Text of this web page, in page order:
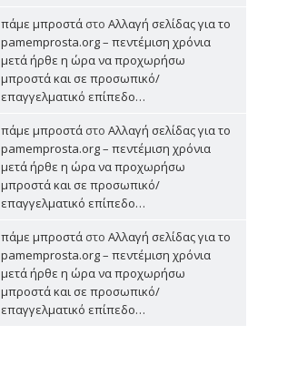
πάμε μπροστά στο Αλλαγή σελίδας για το
pamemprosta.org – πεντέμιση χρόνια
μετά ήρθε η ώρα να προχωρήσω
μπροστά και σε προσωπικό/
επαγγελματικό επίπεδο…
πάμε μπροστά στο Αλλαγή σελίδας για το
pamemprosta.org – πεντέμιση χρόνια
μετά ήρθε η ώρα να προχωρήσω
μπροστά και σε προσωπικό/
επαγγελματικό επίπεδο…
πάμε μπροστά στο Αλλαγή σελίδας για το
pamemprosta.org – πεντέμιση χρόνια
μετά ήρθε η ώρα να προχωρήσω
μπροστά και σε προσωπικό/
επαγγελματικό επίπεδο…